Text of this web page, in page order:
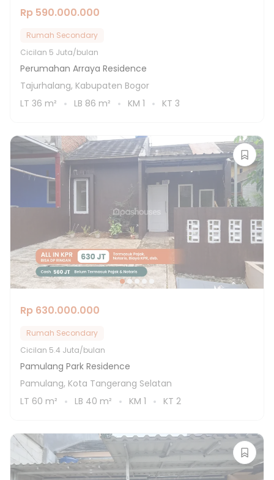
Rp 590.000.000
Rumah Secondary
Cicilan 5 Juta/bulan
Perumahan Arraya Residence
Tajurhalang, Kabupaten Bogor
LT 36 m² LB 86 m² KM 1 KT 3
Rp 630.000.000
Rumah Secondary
Cicilan 5.4 Juta/bulan
Pamulang Park Residence
Pamulang, Kota Tangerang Selatan
LT 60 m² LB 40 m² KM 1 KT 2